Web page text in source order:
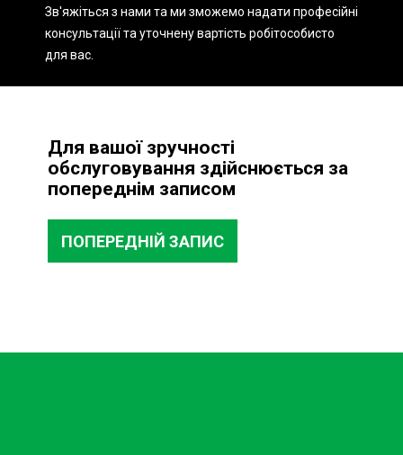
Зв'яжіться з нами та ми зможемо надати професійні
консультації та уточнену вартість робітособисто
для вас.
Для вашої зручності
обслуговування здійснюється за
попереднім записом
ПОПЕРЕДНІЙ ЗАПИС